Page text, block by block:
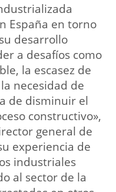
España en torno
desarrollo
a desafíos como
la escasez de
necesidad de
de disminuir el
constructivo»,
general de
experiencia de
industriales
al sector de la